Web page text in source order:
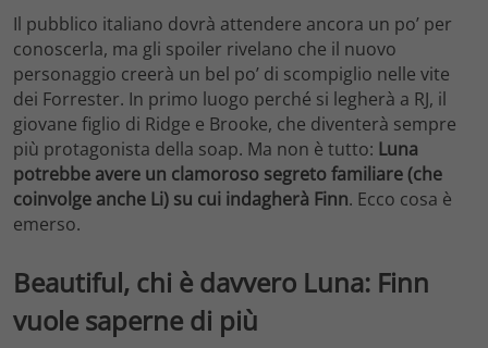
Il pubblico italiano dovrà attendere ancora un po’ per
conoscerla, ma gli spoiler rivelano che il nuovo
personaggio creerà un bel po’ di scompiglio nelle vite
dei Forrester. In primo luogo perché si legherà a RJ, il
giovane figlio di Ridge e Brooke, che diventerà sempre
più protagonista della soap. Ma non è tutto: Luna
potrebbe avere un clamoroso segreto familiare (che
coinvolge anche Li) su cui indagherà Finn. Ecco cosa è
emerso.
Beautiful, chi è davvero Luna: Finn
vuole saperne di più